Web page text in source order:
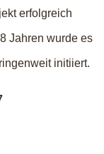
erfolgreich
Jahren wurde es
initiiert.